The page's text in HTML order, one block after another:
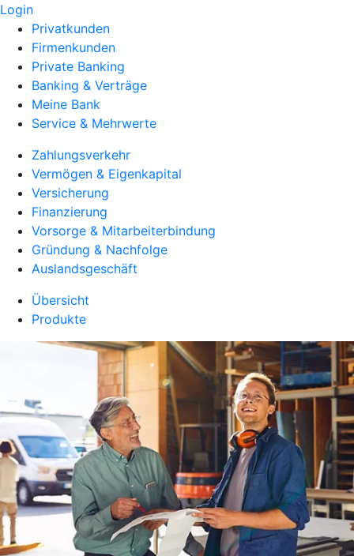
Login
Privatkunden
Firmenkunden
Private Banking
Banking & Verträge
Meine Bank
Service & Mehrwerte
Zahlungsverkehr
Vermögen & Eigenkapital
Versicherung
Finanzierung
Vorsorge & Mitarbeiterbindung
Gründung & Nachfolge
Auslandsgeschäft
Übersicht
Produkte